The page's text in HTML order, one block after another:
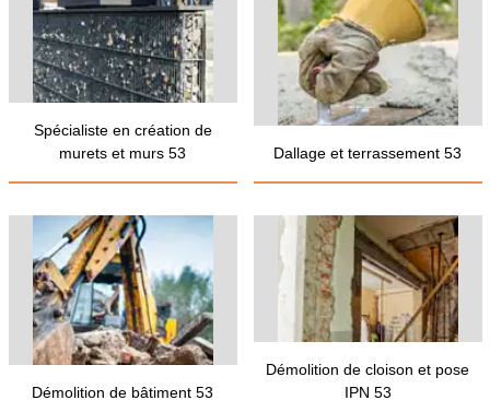
Spécialiste en création de
murets et murs 53
Dallage et terrassement 53
Démolition de bâtiment 53
Démolition de cloison et pose
IPN 53